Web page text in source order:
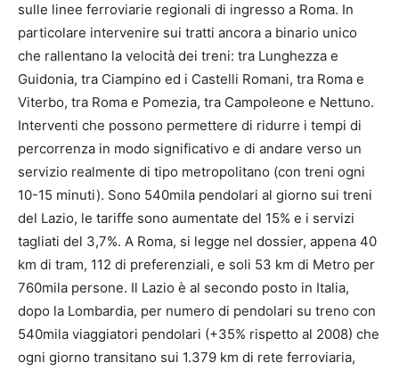
sulle linee ferroviarie regionali di ingresso a Roma. In
particolare intervenire sui tratti ancora a binario unico
che rallentano la velocità dei treni: tra Lunghezza e
Guidonia, tra Ciampino ed i Castelli Romani, tra Roma e
Viterbo, tra Roma e Pomezia, tra Campoleone e Nettuno.
Interventi che possono permettere di ridurre i tempi di
percorrenza in modo significativo e di andare verso un
servizio realmente di tipo metropolitano (con treni ogni
10-15 minuti). Sono 540mila pendolari al giorno sui treni
del Lazio, le tariffe sono aumentate del 15% e i servizi
tagliati del 3,7%. A Roma, si legge nel dossier, appena 40
km di tram, 112 di preferenziali, e soli 53 km di Metro per
760mila persone. Il Lazio è al secondo posto in Italia,
dopo la Lombardia, per numero di pendolari su treno con
540mila viaggiatori pendolari (+35% rispetto al 2008) che
ogni giorno transitano sui 1.379 km di rete ferroviaria,